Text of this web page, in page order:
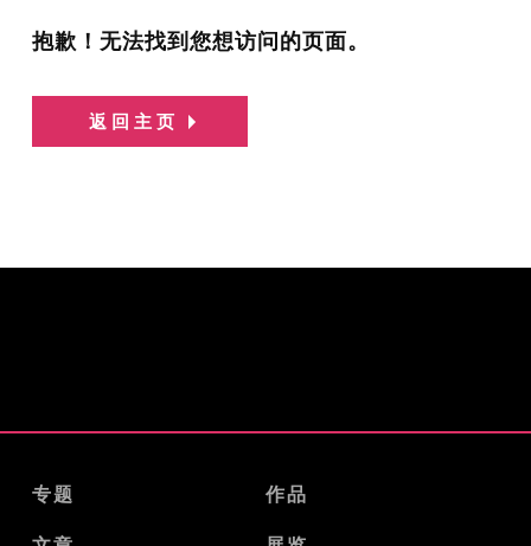
抱歉！无法找到您想访问的页面。
返回主页
专题 作品